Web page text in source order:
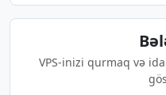
VPS-inizi qurmaq və